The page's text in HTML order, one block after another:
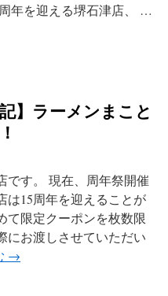
年を迎える堺石津店、 …
】ラーメンまこと
です。 現在、周年祭開催
は15周年を迎えることが
て限定クーポンを枚数限
にお渡しさせていただい
→